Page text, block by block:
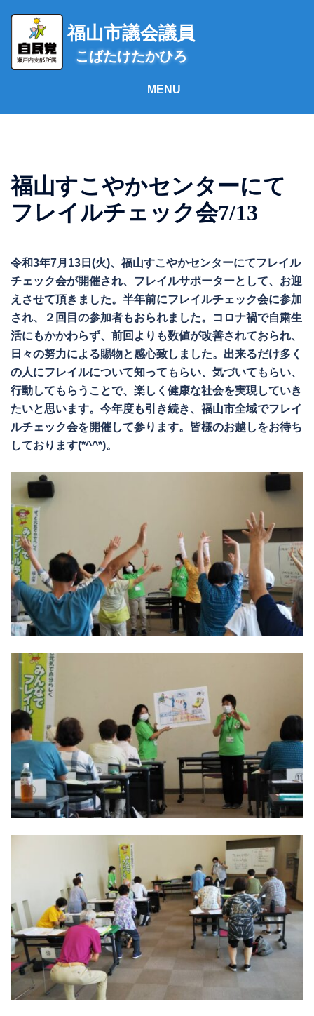
ス
福山市議会議員
こばたけたかひろ
福山すこやかセンターにて
フレイルチェック会7/13
令和3年7月13日(火)、福山すこやかセンターにてフレイル
チェック会が開催され、フレイルサポーターとして、お迎
えさせて頂きました。半年前にフレイルチェック会に参加
され、２回目の参加者もおられました。コロナ禍で自粛生
活にもかかわらず、前回よりも数値が改善されておられ、
日々の努力による賜物と感心致しました。出来るだけ多く
の人にフレイルについて知ってもらい、気づいてもらい、
行動してもらうことで、楽しく健康な社会を実現していき
たいと思います。今年度も引き続き、福山市全域でフレイ
ルチェック会を開催して参ります。皆様のお越しをお待ち
しております(*^^*)。